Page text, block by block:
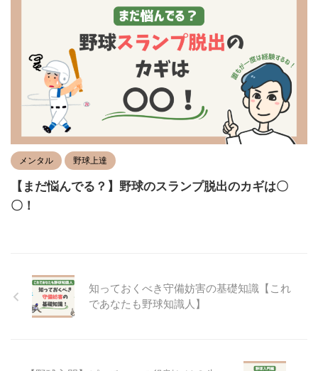
メンタル 野球上達
【まだ悩んでる？】野球のスランプ脱出のカギは〇
〇！
知っておくべき守備妨害の基礎知識【これ
であなたも野球知識人】